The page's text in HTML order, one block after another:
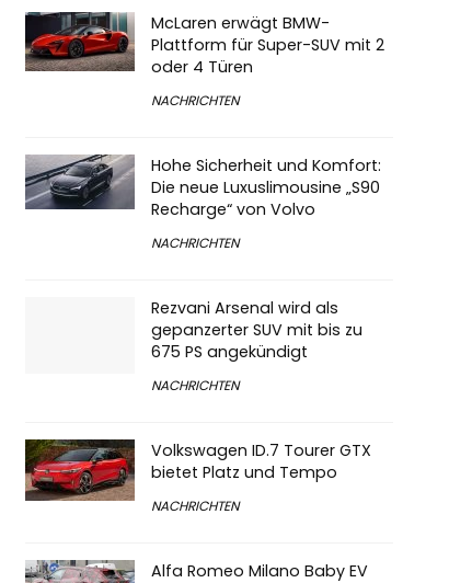
McLaren erwägt BMW-
Plattform für Super-SUV mit 2
oder 4 Türen
NACHRICHTEN
Hohe Sicherheit und Komfort:
Die neue Luxuslimousine „S90
Recharge“ von Volvo
NACHRICHTEN
Rezvani Arsenal wird als
gepanzerter SUV mit bis zu
675 PS angekündigt
NACHRICHTEN
Volkswagen ID.7 Tourer GTX
bietet Platz und Tempo
NACHRICHTEN
Alfa Romeo Milano Baby EV